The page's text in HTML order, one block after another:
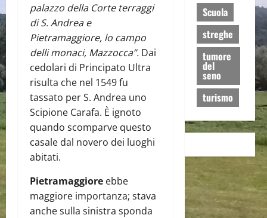
palazzo della Corte terraggi
di S. Andrea e
Pietramaggiore, lo campo
delli monaci, Mazzocca”. Dai
cedolari di Principato Ultra
risulta che nel 1549 fu
tassato per S. Andrea uno
Scipione Carafa. È ignoto
quando scomparve questo
casale dal novero dei luoghi
abitati.
Pietramaggiore ebbe
maggiore importanza; stava
anche sulla sinistra sponda
Scuola
streghe
tumore
del
seno
turismo